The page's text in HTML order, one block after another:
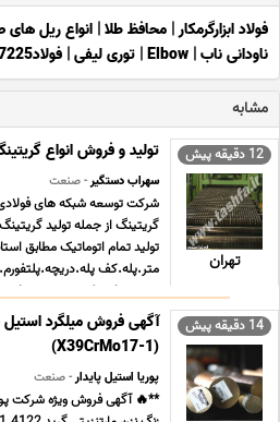
فولاد ابزارگرمکار| محافظ طلا| انواع ریل
ناودانی ناب|
Elbow
| توری لیفی| فولاد7225
مشابه
12 دقیقه پیش
تهران
تولید و فروش انواع
سهراب دستگیر- صنعت
شرکت توسعه شبکه های فولادی
گریتینگ از جمله تولید
متر.پله.کف
..... میباشد که در صورت
14 دقیقه پیش
(X39CrMo17-1)
پوریا استیل پایدار- صنعت
**🔥 آگهی فروش ویژه شرکت